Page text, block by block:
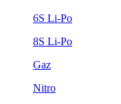
6S Li-Po
8S Li-Po
Gaz
Nitro